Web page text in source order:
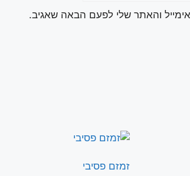
והאתר שלי לפעם הבאה שאגיב.
זמזם פסיבי